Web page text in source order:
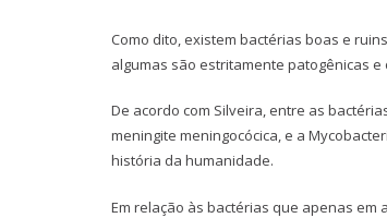
Como dito, existem bactérias boas e
algumas são estritamente patogênicas
De acordo com Silveira, entre as
meningite meningocócica, e a
história da humanidade.
Em relação às bactérias que apenas em